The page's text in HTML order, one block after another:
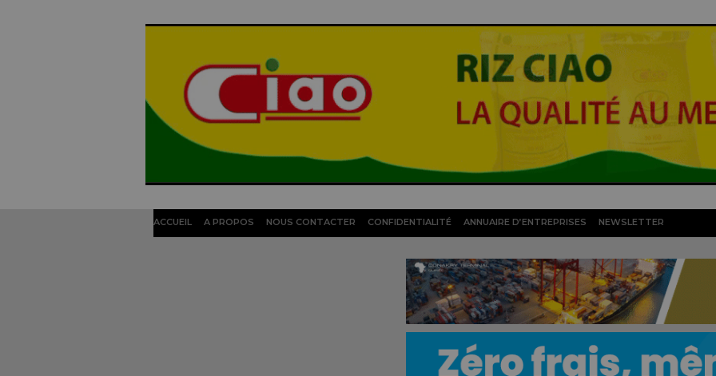
ACCUEIL A PROPOS NOUS CONTACTER CONFIDENTIALITÉ ANNUAIRE D’ENTREPRISES NEWSLETTER